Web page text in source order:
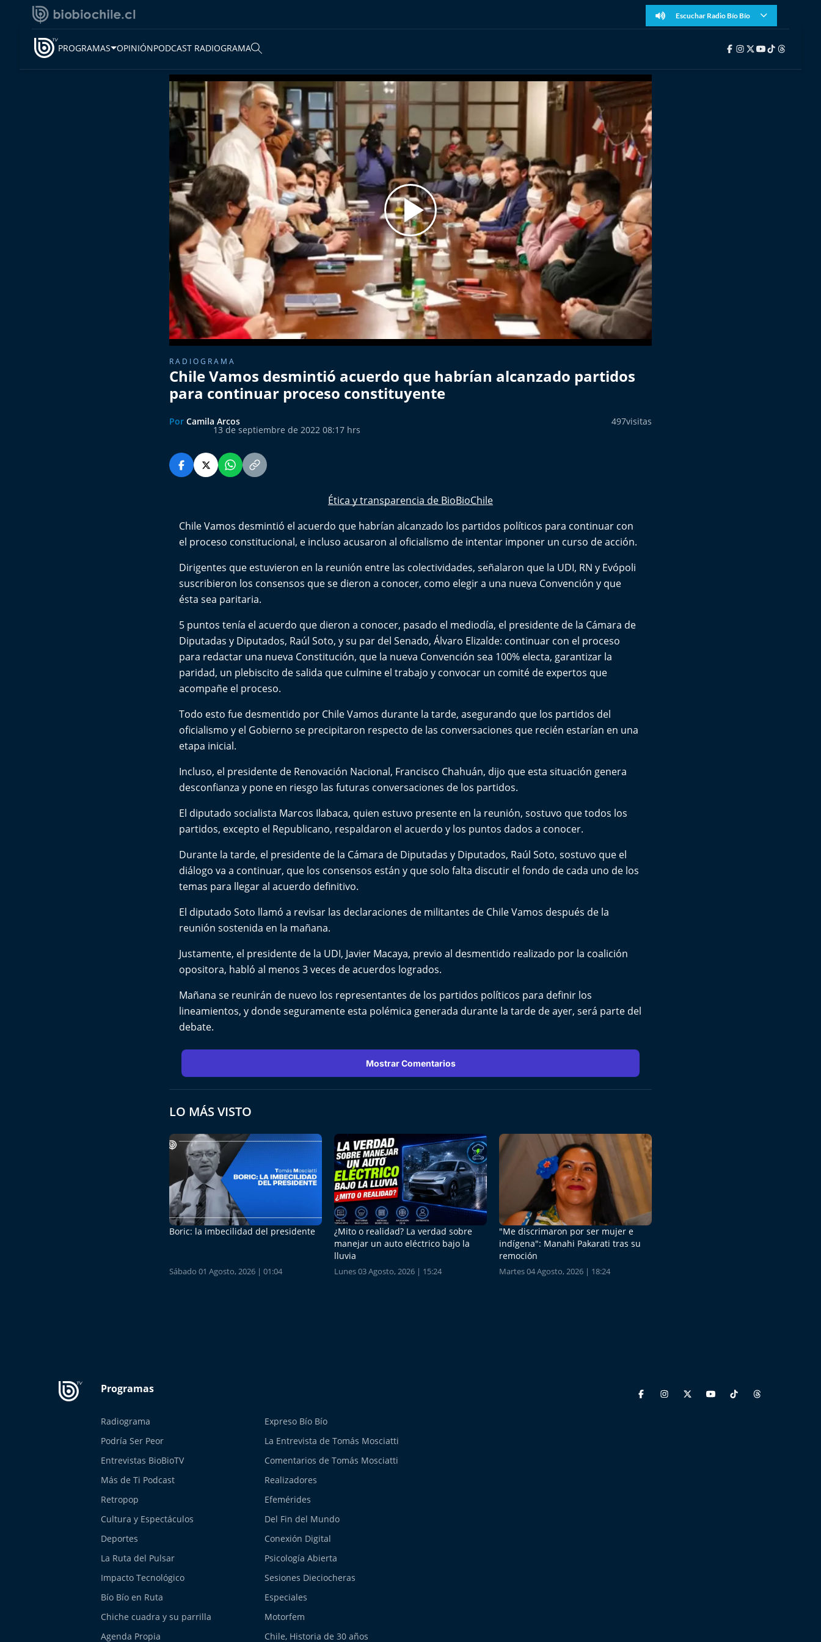
Escuchar Radio Bío Bío
PROGRAMAS OPINIÓNPODCAST RADIOGRAMA
RADIOGRAMA
Chile Vamos desmintió acuerdo que habrían alcanzado partidos
para continuar proceso constituyente
Por Camila Arcos
13 de septiembre de 2022 08:17 hrs
497visitas
Ética y transparencia de BioBioChile
Chile Vamos desmintió el acuerdo que habrían alcanzado los partidos políticos para continuar con
el proceso constitucional, e incluso acusaron al oficialismo de intentar imponer un curso de acción.
Dirigentes que estuvieron en la reunión entre las colectividades, señalaron que la UDI, RN y Evópoli
suscribieron los consensos que se dieron a conocer, como elegir a una nueva Convención y que
ésta sea paritaria.
5 puntos tenía el acuerdo que dieron a conocer, pasado el mediodía, el presidente de la Cámara de
Diputadas y Diputados, Raúl Soto, y su par del Senado, Álvaro Elizalde: continuar con el proceso
para redactar una nueva Constitución, que la nueva Convención sea 100% electa, garantizar la
paridad, un plebiscito de salida que culmine el trabajo y convocar un comité de expertos que
acompañe el proceso.
Todo esto fue desmentido por Chile Vamos durante la tarde, asegurando que los partidos del
oficialismo y el Gobierno se precipitaron respecto de las conversaciones que recién estarían en una
etapa inicial.
Incluso, el presidente de Renovación Nacional, Francisco Chahuán, dijo que esta situación genera
desconfianza y pone en riesgo las futuras conversaciones de los partidos.
El diputado socialista Marcos Ilabaca, quien estuvo presente en la reunión, sostuvo que todos los
partidos, excepto el Republicano, respaldaron el acuerdo y los puntos dados a conocer.
Durante la tarde, el presidente de la Cámara de Diputadas y Diputados, Raúl Soto, sostuvo que el
diálogo va a continuar, que los consensos están y que solo falta discutir el fondo de cada uno de los
temas para llegar al acuerdo definitivo.
El diputado Soto llamó a revisar las declaraciones de militantes de Chile Vamos después de la
reunión sostenida en la mañana.
Justamente, el presidente de la UDI, Javier Macaya, previo al desmentido realizado por la coalición
opositora, habló al menos 3 veces de acuerdos logrados.
Mañana se reunirán de nuevo los representantes de los partidos políticos para definir los
lineamientos, y donde seguramente esta polémica generada durante la tarde de ayer, será parte del
debate.
Mostrar Comentarios
LO MÁS VISTO
Boric: la imbecilidad del presidente
Sábado 01 Agosto, 2026 | 01:04
¿Mito o realidad? La verdad sobre
manejar un auto eléctrico bajo la
lluvia
Lunes 03 Agosto, 2026 | 15:24
"Me discrimaron por ser mujer e
indígena": Manahi Pakarati tras su
remoción
Martes 04 Agosto, 2026 | 18:24
Radiograma
Expreso Bío Bío
Podría Ser Peor
La Entrevista de Tomás Mosciatti
Entrevistas BioBioTV
Comentarios de Tomás Mosciatti
Más de Ti Podcast
Realizadores
Retropop
Efemérides
Cultura y Espectáculos
Del Fin del Mundo
Deportes
Conexión Digital
La Ruta del Pulsar
Psicología Abierta
Impacto Tecnológico
Sesiones Dieciocheras
Bío Bío en Ruta
Especiales
Chiche cuadra y su parrilla
Motorfem
Agenda Propia
Chile, Historia de 30 años